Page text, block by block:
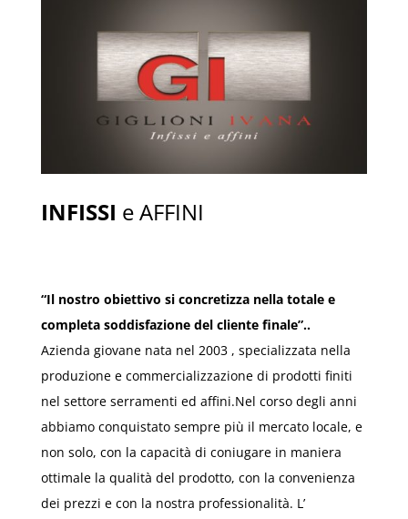
INFISSI e AFFINI
“Il nostro obiettivo si concretizza nella totale e
completa soddisfazione del cliente finale”..
Azienda giovane nata nel 2003 , specializzata nella
produzione e commercializzazione di prodotti finiti
nel settore serramenti ed affini.Nel corso degli anni
abbiamo conquistato sempre più il mercato locale, e
non solo, con la capacità di coniugare in maniera
ottimale la qualità del prodotto, con la convenienza
dei prezzi e con la nostra professionalità. L’